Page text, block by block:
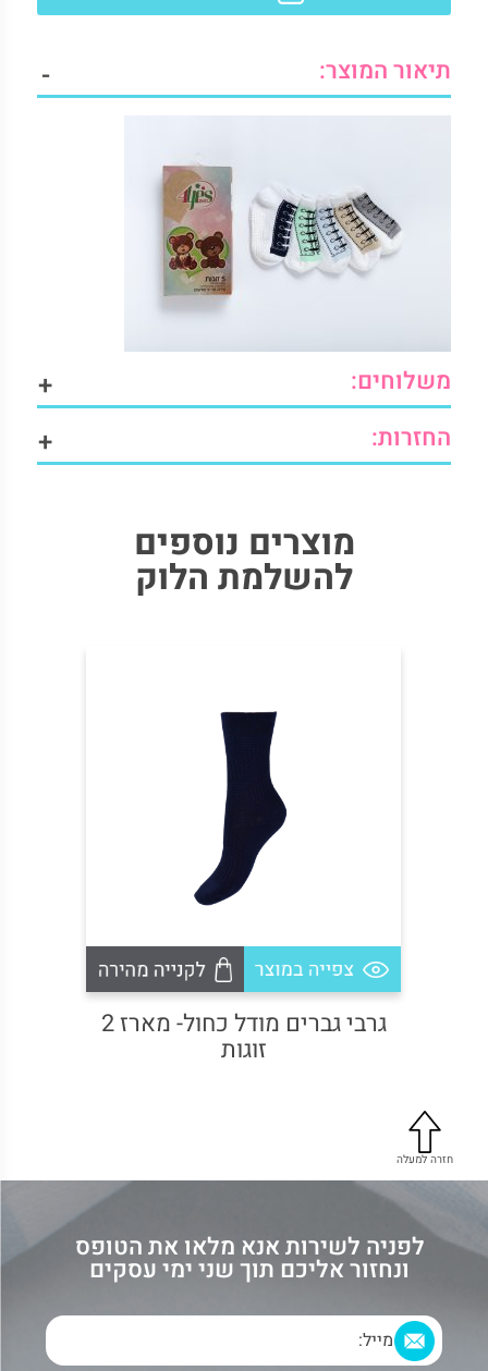
ללא
תפר
תיאור המוצר: -
משלוחים: +
החזרות: +
מוצרים נוספים
להשלמת הלוק
גרבי גברים מודל כחול- מארז 2
זוגות
חזרה למעלה
לפניה לשירות אנא מלאו את הטופס
ונחזור אליכם תוך שני ימי עסקים